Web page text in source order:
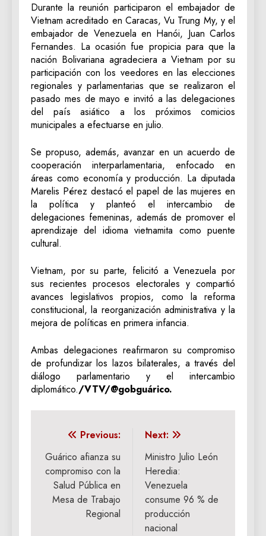
Durante la reunión participaron el embajador de
Vietnam acreditado en Caracas, Vu Trung My, y el
embajador de Venezuela en Hanói, Juan Carlos
Fernandes. La ocasión fue propicia para que la
nación Bolivariana agradeciera a Vietnam por su
participación con los veedores en las elecciones
regionales y parlamentarias que se realizaron el
pasado mes de mayo e invitó a las delegaciones
del país asiático a los próximos comicios
municipales a efectuarse en julio.
Se propuso, además, avanzar en un acuerdo de
cooperación interparlamentaria, enfocado en
áreas como economía y producción. La diputada
Marelis Pérez destacó el papel de las mujeres en
la política y planteó el intercambio de
delegaciones femeninas, además de promover el
aprendizaje del idioma vietnamita como puente
cultural.
Vietnam, por su parte, felicitó a Venezuela por
sus recientes procesos electorales y compartió
avances legislativos propios, como la reforma
constitucional, la reorganización administrativa y la
mejora de políticas en primera infancia.
Ambas delegaciones reafirmaron su compromiso
de profundizar los lazos bilaterales, a través del
diálogo parlamentario y el intercambio
diplomático./VTV/@gobguárico.
Navegación
de
entradas
Previous:
Guárico afianza su
compromiso con la
Salud Pública en
Mesa de Trabajo
Regional
Next:
Ministro Julio León
Heredia:
Venezuela
consume 96 % de
producción
nacional